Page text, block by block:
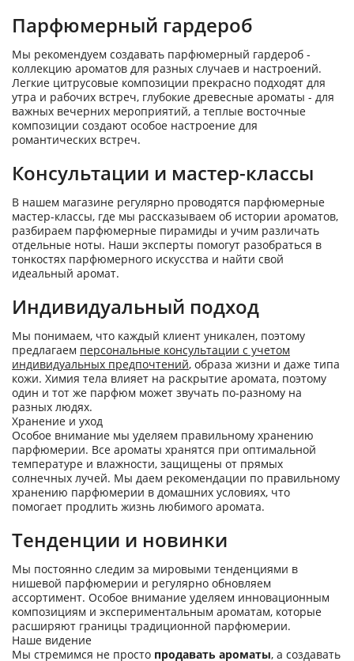
Парфюмерный гардероб
Мы рекомендуем создавать парфюмерный гардероб -
коллекцию ароматов для разных случаев и настроений.
Легкие цитрусовые композиции прекрасно подходят для
утра и рабочих встреч, глубокие древесные ароматы - для
важных вечерних мероприятий, а теплые восточные
композиции создают особое настроение для
романтических встреч.
Консультации и мастер-классы
В нашем магазине регулярно проводятся парфюмерные
мастер-классы, где мы рассказываем об истории ароматов,
разбираем парфюмерные пирамиды и учим различать
отдельные ноты. Наши эксперты помогут разобраться в
тонкостях парфюмерного искусства и найти свой
идеальный аромат.
Индивидуальный подход
Мы понимаем, что каждый клиент уникален, поэтому
предлагаем персональные консультации с учетом
индивидуальных предпочтений, образа жизни и даже типа
кожи. Химия тела влияет на раскрытие аромата, поэтому
один и тот же парфюм может звучать по-разному на
разных людях.
Хранение и уход
Особое внимание мы уделяем правильному хранению
парфюмерии. Все ароматы хранятся при оптимальной
температуре и влажности, защищены от прямых
солнечных лучей. Мы даем рекомендации по правильному
хранению парфюмерии в домашних условиях, что
помогает продлить жизнь любимого аромата.
Тенденции и новинки
Мы постоянно следим за мировыми тенденциями в
нишевой парфюмерии и регулярно обновляем
ассортимент. Особое внимание уделяем инновационным
композициям и экспериментальным ароматам, которые
расширяют границы традиционной парфюмерии.
Наше видение
Мы стремимся не просто продавать ароматы, а создавать